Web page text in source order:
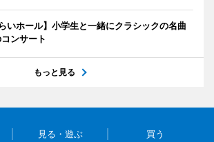
いホール】小学生と一緒にクラシックの名曲
ンサート
もっと見る
見る・遊ぶ 買う